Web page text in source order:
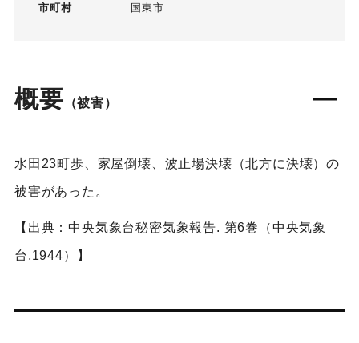
市町村 国東市
概要 （被害）
水田23町歩、家屋倒壊、波止場決壊（北方に決壊）の
被害があった。
【出典：中央気象台秘密気象報告. 第6巻（中央気象
台,1944）】